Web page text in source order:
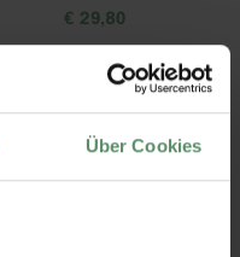
Über Cookies
€ 29,80